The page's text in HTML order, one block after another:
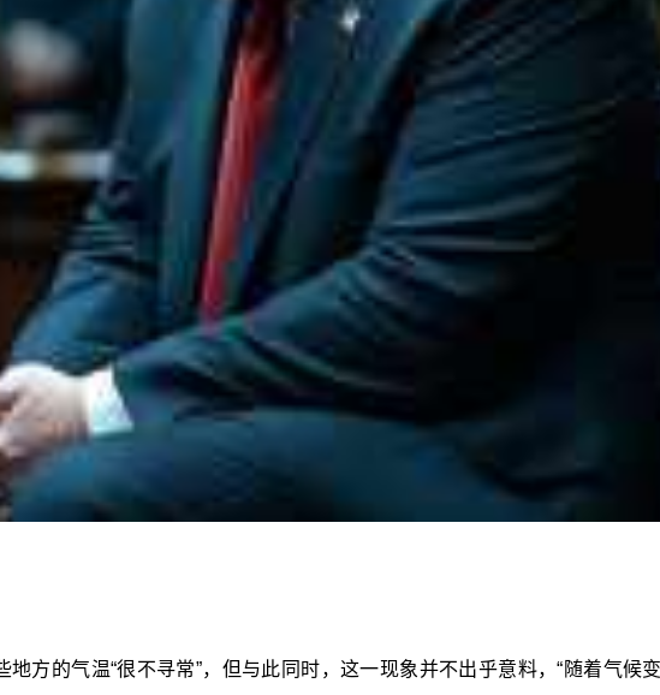
方的气温“很不寻常”，但与此同时，这一现象并不出乎意料，“随着气候